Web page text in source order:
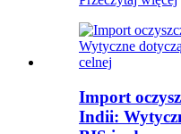
Import
Indii: